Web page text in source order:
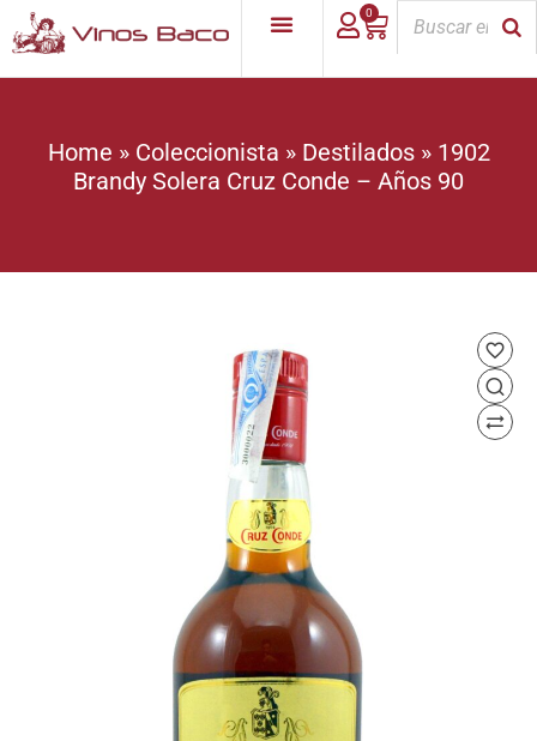
0
Home » Coleccionista » Destilados» 1902
Brandy Solera Cruz Conde – Años 90